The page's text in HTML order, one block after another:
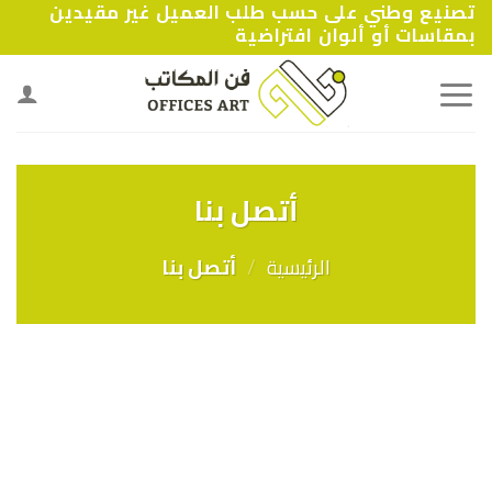
Skip
to
content
تصنيع وطني على حسب طلب العميل غير مقيدين
بمقاسات أو ألوان افتراضية
أتصل بنا
الرئيسية / أتصل بنا